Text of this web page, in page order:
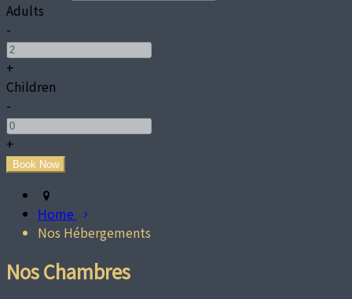
Adults
-
+
Children
-
+
Home
Nos Hébergements
Nos Chambres